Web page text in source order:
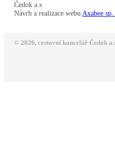
Čedok a.s
Návrh a realizace webu Axabee sp.
© 2026, cestovní kancelář Čedok